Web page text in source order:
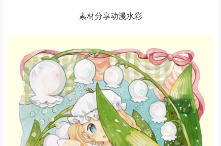
素材分享动漫水彩